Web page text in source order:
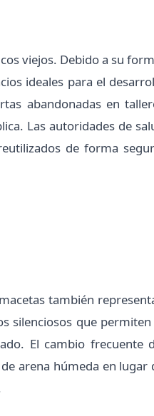
viejos. Debido a su
ideales para el
abandonadas en
Las autoridades de
de forma
también
silenciosos que permiten
El cambio frecuente
arena húmeda en lugar